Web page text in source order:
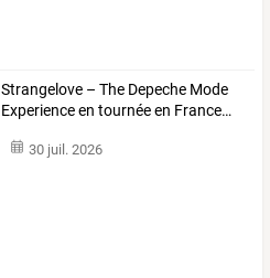
Strangelove – The Depeche Mode
Experienceen tournéeen France…
30 juil. 2026